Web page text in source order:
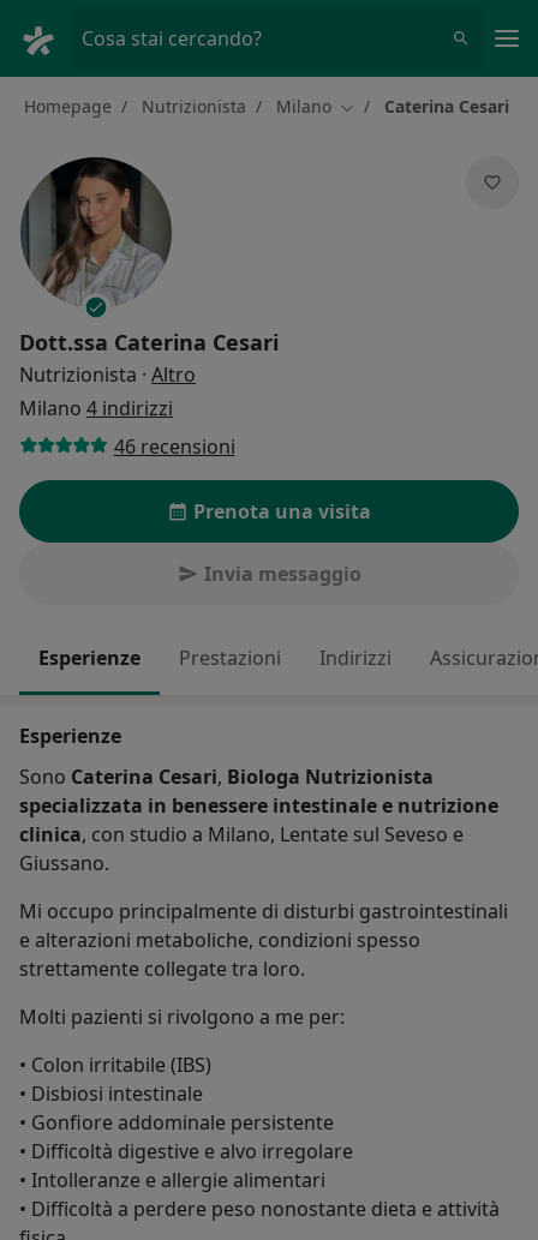
Cosa stai cercando?
Homepage Nutrizionista Milano Cambia città
Caterina Cesari
Dott.ssa Caterina Cesari
Nutrizionista · Altro
Milano 4 indirizzi
46 recensioni
Prenota una visita
Invia messaggio
Esperienze Prestazioni Indirizzi
Esperienze
Sono Caterina Cesari, Biologa Nutrizionista
specializzata in benessere intestinale e nutrizione
clinica, con studio a Milano, Lentate sul Seveso e
Giussano.
Mi occupo principalmente di disturbi gastrointestinali
e alterazioni metaboliche, condizioni spesso
strettamente collegate tra loro.
Molti pazienti si rivolgono a me per:
• Colon irritabile (IBS)
• Disbiosi intestinale
• Gonfiore addominale persistente
• Difficoltà digestive e alvo irregolare
• Intolleranze e allergie alimentari
• Difficoltà a perdere peso nonostante dieta e attività